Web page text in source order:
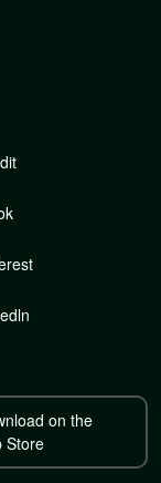
on the
Store